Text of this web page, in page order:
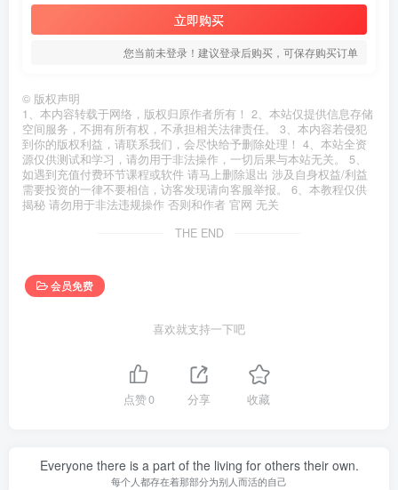
立即购买
您当前未登录！建议登录后购买，可保存购买订单
© 版权声明
1、本内容转载于网络，版权归原作者所有！ 2、本站仅提供信息存储
空间服务，不拥有所有权，不承担相关法律责任。 3、本内容若侵犯
到你的版权利益，请联系我们，会尽快给予删除处理！ 4、本站全资
源仅供测试和学习，请勿用于非法操作，一切后果与本站无关。 5、
如遇到充值付费环节课程或软件 请马上删除退出 涉及自身权益/利益
需要投资的一律不要相信，访客发现请向客服举报。 6、本教程仅供
揭秘 请勿用于非法违规操作 否则和作者 官网 无关
THE END
会员免费
喜欢就支持一下吧
点赞0 分享 收藏
Everyone there is a part of the living for others their own.
每个人都存在着那部分为别人而活的自己